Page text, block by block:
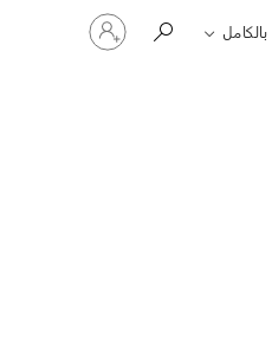
تسجيل
الدخول
إلى